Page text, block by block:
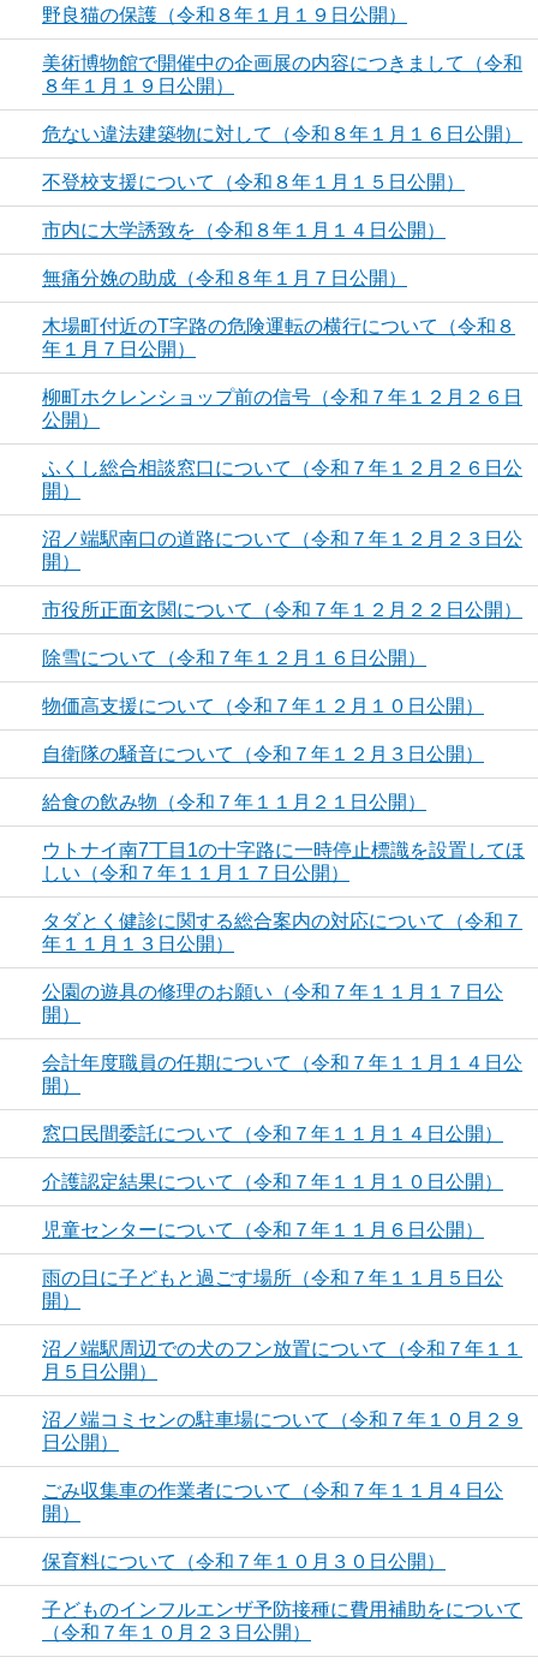
野良猫の保護（令和８年１月１９日公開）
美術博物館で開催中の企画展の内容につきまして（令和
８年１月１９日公開）
危ない違法建築物に対して（令和８年１月１６日公開）
不登校支援について（令和８年１月１５日公開）
市内に大学誘致を（令和８年１月１４日公開）
無痛分娩の助成（令和８年１月７日公開）
木場町付近のT字路の危険運転の横行について（令和８
年１月７日公開）
柳町ホクレンショップ前の信号（令和７年１２月２６日
公開）
ふくし総合相談窓口について（令和７年１２月２６日公
開）
沼ノ端駅南口の道路について（令和７年１２月２３日公
開）
市役所正面玄関について（令和７年１２月２２日公開）
除雪について（令和７年１２月１６日公開）
物価高支援について（令和７年１２月１０日公開）
自衛隊の騒音について（令和７年１２月３日公開）
給食の飲み物（令和７年１１月２１日公開）
ウトナイ南7丁目1の十字路に一時停止標識を設置してほ
しい（令和７年１１月１７日公開）
タダとく健診に関する総合案内の対応について（令和７
年１１月１３日公開）
公園の遊具の修理のお願い（令和７年１１月１７日公
開）
会計年度職員の任期について（令和７年１１月１４日公
開）
窓口民間委託について（令和７年１１月１４日公開）
介護認定結果について（令和７年１１月１０日公開）
児童センターについて（令和７年１１月６日公開）
雨の日に子どもと過ごす場所（令和７年１１月５日公
開）
沼ノ端駅周辺での犬のフン放置について（令和７年１１
月５日公開）
沼ノ端コミセンの駐車場について（令和７年１０月２９
日公開）
ごみ収集車の作業者について（令和７年１１月４日公
開）
保育料について（令和７年１０月３０日公開）
子どものインフルエンザ予防接種に費用補助をについて
（令和７年１０月２３日公開）